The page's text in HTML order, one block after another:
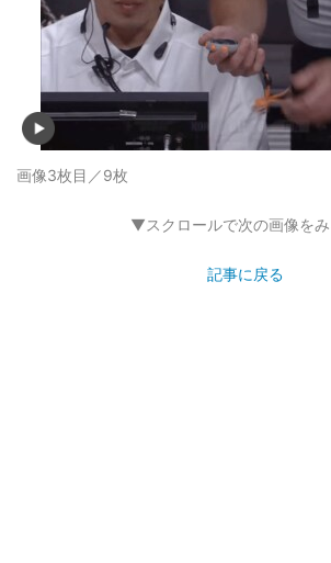
画像3枚目／9枚
▼スクロールで次の画像を
記事に戻る